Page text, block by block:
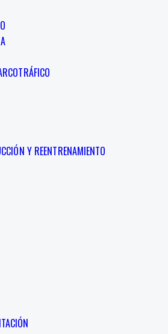
Y REENTRENAMIENTO